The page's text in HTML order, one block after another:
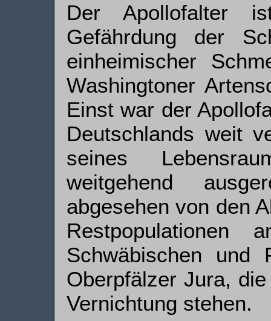
Der Apollofalter
Gefährdung der
einheimischer
Washingtoner
Einst war der
Deutschlands weit
seines
weitgehend
abgesehen von den
Schwäbischen und
Oberpfälzer Jura,
Vernichtung stehen.